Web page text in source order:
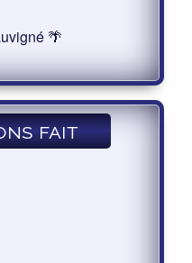
🌴
fait